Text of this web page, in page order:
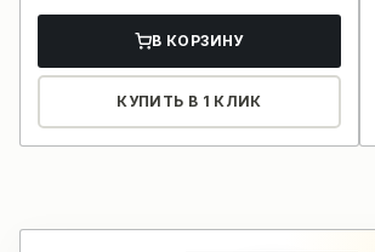
В КОРЗИНУ
КУПИТЬ В 1 КЛИК